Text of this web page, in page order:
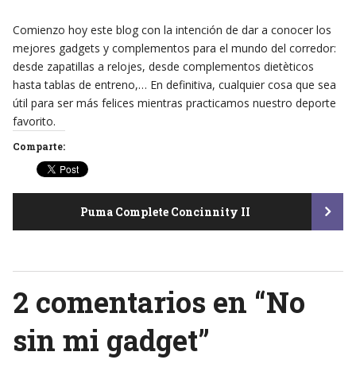
Comienzo hoy este blog con la intención de dar a conocer los
mejores gadgets y complementos para el mundo del corredor:
desde zapatillas a relojes, desde complementos dietèticos
hasta tablas de entreno,… En definitiva, cualquier cosa que sea
útil para ser más felices mientras practicamos nuestro deporte
favorito.
Comparte:
Post
navigation
Puma Complete Concinnity II
2 comentarios en “No
sin mi gadget”